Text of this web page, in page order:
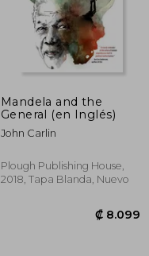
Mandela and the
General (en Inglés)
John Carlin
Plough Publishing House,
2018, Tapa Blanda, Nuevo